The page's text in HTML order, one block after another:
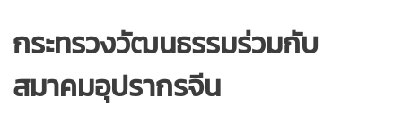
กระทรวงวัฒนธรรมร่วมกับ
สมาคมอุปรากรจีน